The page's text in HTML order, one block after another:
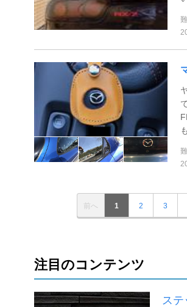
前へ 1 2 3
注目のコンテンツ
ス